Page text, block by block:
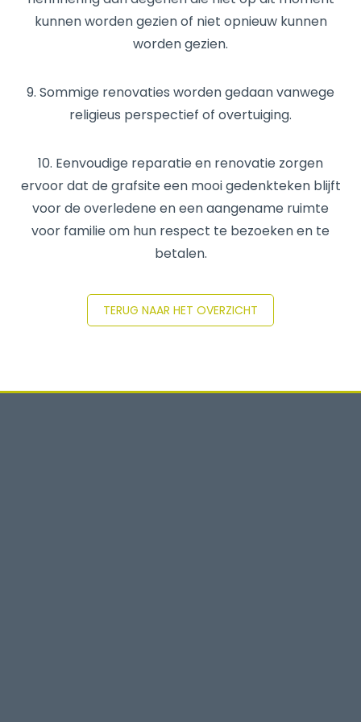
kunnen worden gezien of niet opnieuw kunnen
worden gezien.
9. Sommige renovaties worden gedaan vanwege
religieus perspectief of overtuiging.
10. Eenvoudige reparatie en renovatie zorgen
ervoor dat de grafsite een mooi gedenkteken blijft
voor de overledene en een aangename ruimte
voor familie om hun respect te bezoeken en te
betalen.
TERUG NAAR HET OVERZICHT